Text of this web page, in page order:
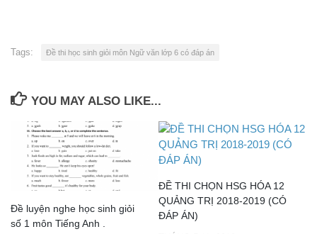
Tags: Đề thi học sinh giỏi môn Ngữ văn lớp 6 có đáp án
YOU MAY ALSO LIKE...
Đề luyện nghe học sinh giỏi
số 1 môn Tiếng Anh .
ĐỀ THI CHỌN HSG HÓA 12
QUẢNG TRỊ 2018-2019 (CÓ
ĐÁP ÁN)